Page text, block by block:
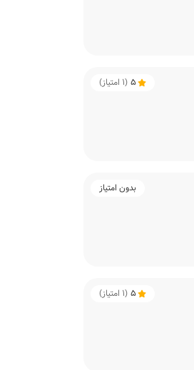
5
(
1 امتیاز)
بدون امتیاز
5
(
1 امتیاز)